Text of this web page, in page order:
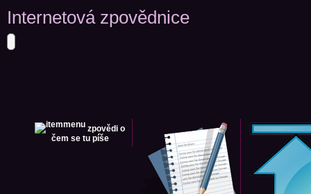
Internetová zpovědnice
zpovědi o
čem se tu píše